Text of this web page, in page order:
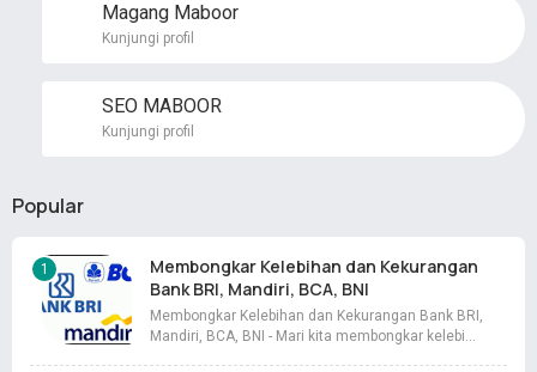
Magang Maboor
Kunjungi profil
SEO MABOOR
Kunjungi profil
Popular
Membongkar Kelebihan dan Kekurangan
Bank BRI, Mandiri, BCA, BNI
Membongkar Kelebihan dan Kekurangan Bank BRI,
Mandiri, BCA, BNI - Mari kita membongkar kelebi…